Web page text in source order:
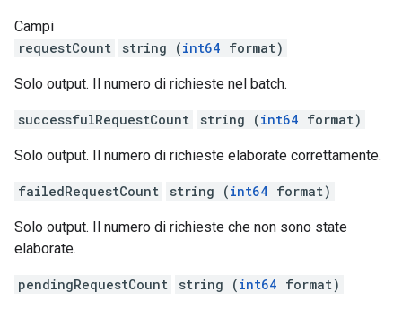
Campi
requestCount
string (int64 format)
Solo output. Il numero di richieste nel batch.
successfulRequestCount string (int64 format)
Solo output. Il numero di richieste elaborate correttamente.
failedRequestCount string (int64 format)
Solo output. Il numero di richieste che non sono state
elaborate.
pendingRequestCount string (int64 format)